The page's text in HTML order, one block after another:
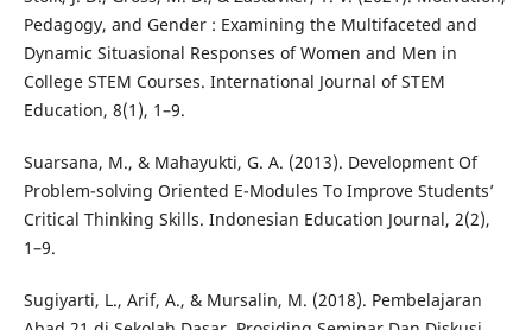
Pedagogy, and Gender : Examining the Multifaceted and
Dynamic Situasional Responses of Women and Men in
College STEM Courses. International Journal of STEM
Education, 8(1), 1–9.
Suarsana, M., & Mahayukti, G. A. (2013). Development Of
Problem-solving Oriented E-Modules To Improve Students’
Critical Thinking Skills. Indonesian Education Journal, 2(2),
1–9.
Sugiyarti, L., Arif, A., & Mursalin, M. (2018). Pembelajaran